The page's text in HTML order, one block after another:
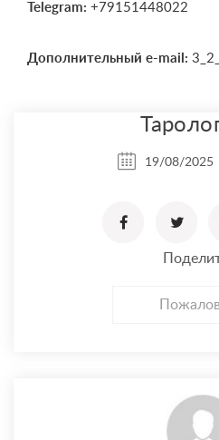
Telegram: +79151448022
Дополнительный e-mail:
19/08/2025